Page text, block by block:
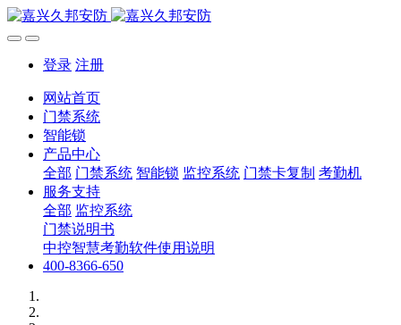
登录 注册
网站首页
门禁系统
智能锁
产品中心
全部 门禁系统 智能锁 监控系统 门禁卡复制 考勤机
服务支持
全部 监控系统
门禁说明书
中控智慧考勤软件使用说明
400-8366-650